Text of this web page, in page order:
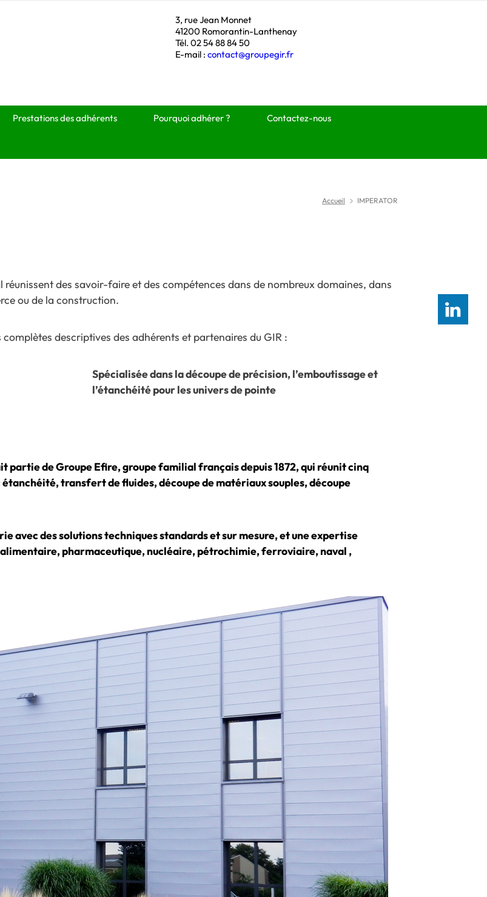
3, rue Jean Monnet
41200 Romorantin-Lanthenay
Tél. 02 54 88 84 50
E-mail : contact@groupegir.fr
Prestations des adhérents Pourquoi adhérer ? Contactez-nous
Accueil IMPERATOR
des savoir-faire et des compétences dans de nombreux domaines, dans
ou de la construction.
complètes descriptives des adhérents et partenaires du GIR :
Spécialisée dans la découpe de précision, l’emboutissage et
l’étanchéité pour les univers de pointe
partie de Groupe Efire, groupe familial français depuis 1872, qui réunit cinq
transfert de fluides, découpe de matériaux souples, découpe
avec des solutions techniques standards et sur mesure, et une expertise
pharmaceutique, nucléaire, pétrochimie, ferroviaire, naval ,